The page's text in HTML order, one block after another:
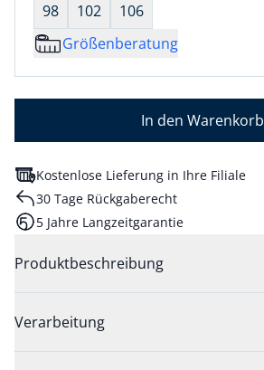
98
102
106
Größenberatung
In den Warenkorb
Kostenlose Lieferung in Ihre Filiale
30 Tage Rückgaberecht
5 Jahre Langzeitgarantie
Produktbeschreibung
Verarbeitung